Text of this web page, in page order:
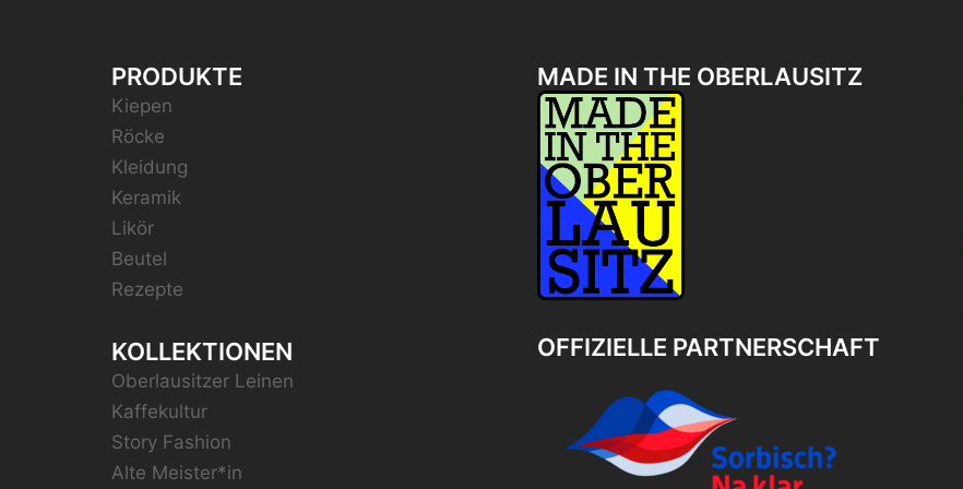
PRODUKTE
Kiepen
Röcke
Kleidung
Keramik
Likör
Beutel
Rezepte
KOLLEKTIONEN
Oberlausitzer Leinen
Kaffekultur
Story Fashion
Alte Meister*in
MADE IN THE OBERLAUSITZ
OFFIZIELLE PARTNERSCHAFT